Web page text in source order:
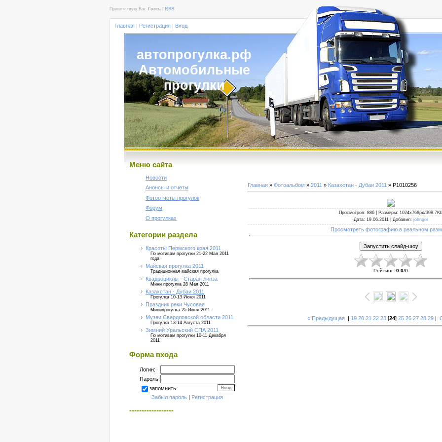
Приветствую Вас Гость RSS
Главная | Регистрация | Вход
автопрогулка.рф
Автомобильные
прогулки
Меню сайта
Новости
Анонсы и отчеты
Фотоотчеты прогулок
Форум
О прогулках
Категории раздела
Красоты Пермского края 2011
По мотивам прогулки 21-22 Мая 2011
года
Майская прогулка 2011
Традиционная майская прогулка
Квадроциклы - Старая линза
Мини прогулка 28 Мая 2011
Казахстан - Дубаи 2011
Прогулка 10-13 Июня 2011
Праздник реки Чусовая
Минипрогулка 25 Июня 2011
Музеи Свердловской области 2011
Прогулка 13-14 Августа 2011
Зимний Уральский СПА 2011
По мотивам прогулки 10-11 Декабря
2011
Форма входа
Логин:
Пароль:
запомнить
Забыл пароль | Регистрация
------------------
Главная » Фотоальбом » 2011 » Казахстан - Дубаи 2011 » P1010256
Просмотров: 886 | Размеры: 1024x768px/398.7Kb
Дата: 19.06.2011 | Добавил: johngor
Просмотреть фотографию в реальном
Рейтинг: 0.0/0
« Предыдущая | 19 20 21 22 23 [24] 25 26 27 28 29 |